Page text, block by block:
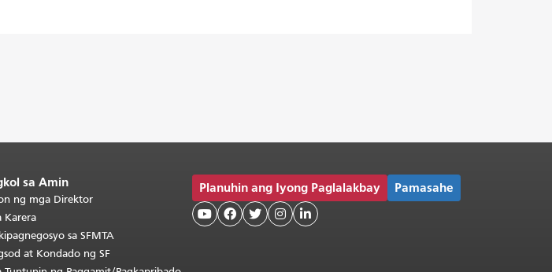
sa Amin
ng mga Direktor
Karera
sa SFMTA
at Kondado ng SF
Planuhin ang Iyong Paglalakbay Pamasahe
    